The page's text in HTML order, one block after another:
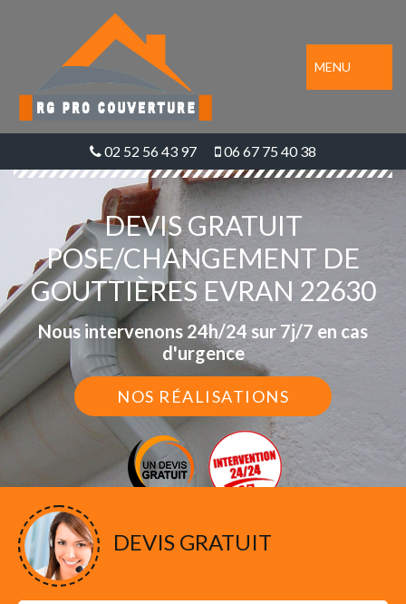
MENU
02 52 56 43 97 06 67 75 40 38
DEVIS GRATUIT
POSE/CHANGEMENT DE
GOUTTIÈRES EVRAN 22630
Nous intervenons 24h/24 sur 7j/7 en cas
d'urgence
NOS RÉALISATIONS
DEVIS GRATUIT